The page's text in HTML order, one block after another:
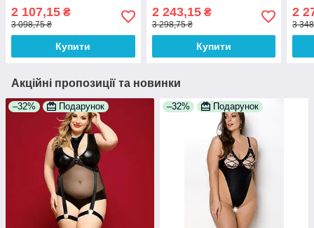
2 107,15 ₴
3 098,75 ₴
Купити
2 243,15₴
3 298,75 ₴
Купити
2
3
Акційні пропозиції та новинки
–32% Подарунок –32% Подарунок